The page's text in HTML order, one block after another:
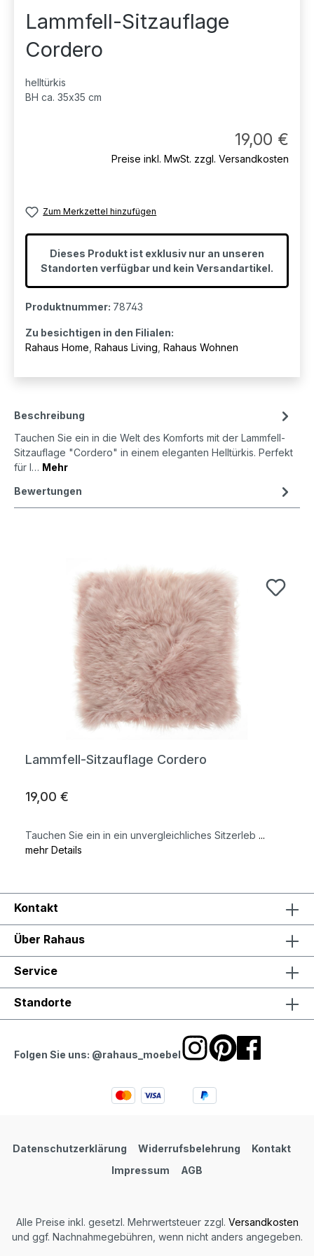
Lammfell-Sitzauflage
Cordero
helltürkis
BH ca. 35x35 cm
19,00 €
Preise inkl. MwSt. zzgl. Versandkosten
Zum Merkzettel hinzufügen
Dieses Produkt ist exklusiv nur an unseren
Standorten verfügbar und kein Versandartikel.
Produktnummer: 78743
Zu besichtigen in den Filialen:
Rahaus Home Rahaus Living Rahaus Wohnen
Beschreibung
Tauchen Sie ein in die Welt des Komforts mit der Lammfell-
Sitzauflage "Cordero" in einem eleganten Helltürkis. Perfekt
für I… Mehr
Bewertungen
Lammfell-Sitzauflage Cordero
19,00 €
Tauchen Sie ein in ein unvergleichliches Sitzerleb ...
mehr Details
Kontakt
Über Rahaus
Service
Standorte
Folgen Sie uns: @rahaus_moebel
Datenschutzerklärung Widerrufsbelehrung
Kontakt
Impressum
AGB
Alle Preise inkl. gesetzl. Mehrwertsteuer zzgl. Versandkosten
und ggf. Nachnahmegebühren, wenn nicht anders angegeben.